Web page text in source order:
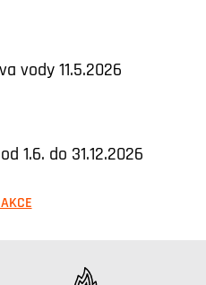
vody 11.5.2026
1.6. do 31.12.2026